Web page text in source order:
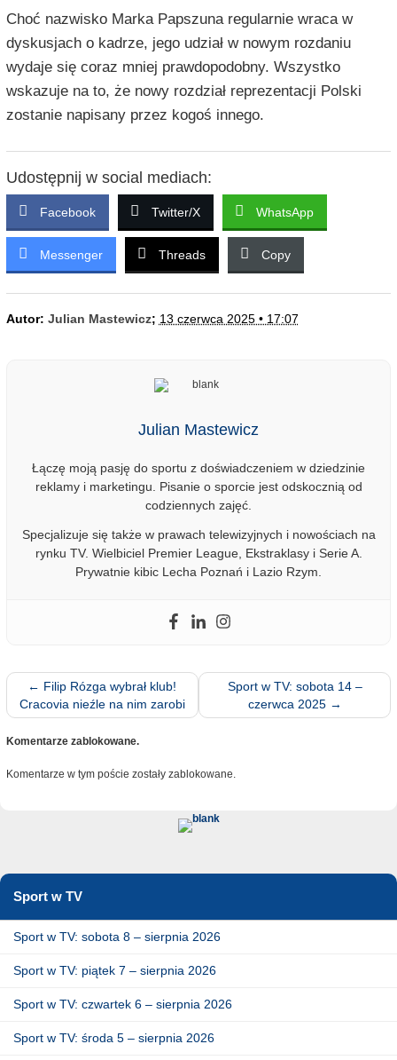
Choć nazwisko Marka Papszuna regularnie wraca w
dyskusjach o kadrze, jego udział w nowym rozdaniu
wydaje się coraz mniej prawdopodobny. Wszystko
wskazuje na to, że nowy rozdział reprezentacji Polski
zostanie napisany przez kogoś innego.
Udostępnij w social mediach:
Facebook Twitter/X WhatsApp
Messenger Threads Copy
Autor: Julian Mastewicz; 13 czerwca 2025 • 17:07
Julian Mastewicz
Łączę moją pasję do sportu z doświadczeniem w dziedzinie
reklamy i marketingu. Pisanie o sporcie jest odskocznią od
codziennych zajęć.
Specjalizuje się także w prawach telewizyjnych i nowościach na
rynku TV. Wielbiciel Premier League, Ekstraklasy i Serie A.
Prywatnie kibic Lecha Poznań i Lazio Rzym.
← Filip Rózga wybrał klub!
Cracovia nieźle na nim zarobi
Sport w TV: sobota 14 –
czerwca 2025 →
Komentarze zablokowane.
Komentarze w tym poście zostały zablokowane.
Sport w TV
Sport w TV: sobota 8 – sierpnia 2026
Sport w TV: piątek 7 – sierpnia 2026
Sport w TV: czwartek 6 – sierpnia 2026
Sport w TV: środa 5 – sierpnia 2026